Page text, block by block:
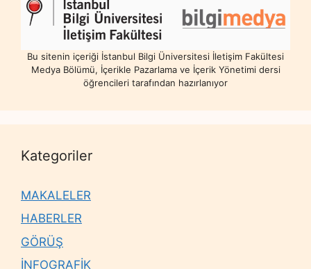
Bu sitenin içeriği İstanbul Bilgi Üniversitesi İletişim Fakültesi
Medya Bölümü, İçerikle Pazarlama ve İçerik Yönetimi dersi
öğrencileri tarafından hazırlanıyor
Kategoriler
MAKALELER
HABERLER
GÖRÜŞ
İNFOGRAFİK